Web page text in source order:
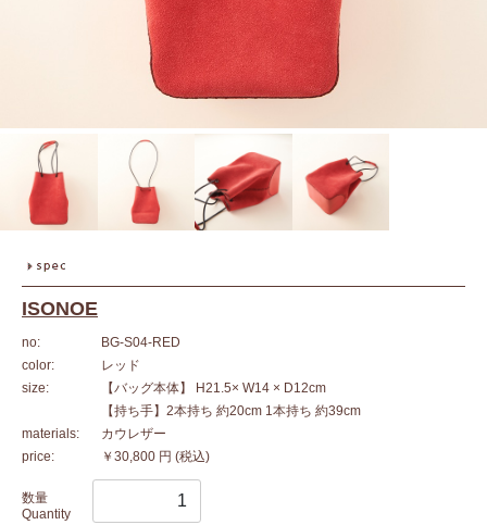
ISONOE
no:
BG-S04-RED
color:
レッド
size:
【バッグ本体】 H21.5× W14 × D12cm
【持ち手】2本持ち 約20cm 1本持ち 約39cm
materials:
カウレザー
price:
￥30,800 円 (税込)
数量
Quantity